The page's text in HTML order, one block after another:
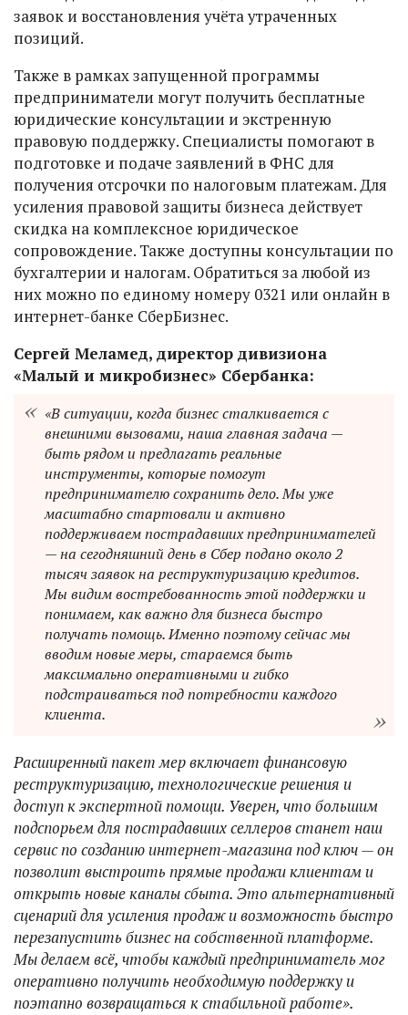
заявок и восстановления учёта утраченных
позиций.
Также в рамках запущенной программы
предприниматели могут получить бесплатные
юридические консультации и экстренную
правовую поддержку. Специалисты помогают в
подготовке и подаче заявлений в ФНС для
получения отсрочки по налоговым платежам. Для
усиления правовой защиты бизнеса действует
скидка на комплексное юридическое
сопровождение. Также доступны консультации по
бухгалтерии и налогам. Обратиться за любой из
них можно по единому номеру 0321 или онлайн в
интернет-банке СберБизнес.
Сергей Меламед, директор дивизиона
«Малый и микробизнес» Сбербанка:
«В ситуации, когда бизнес сталкивается с
внешними вызовами, наша главная задача —
быть рядом и предлагать реальные
инструменты, которые помогут
предпринимателю сохранить дело. Мы уже
масштабно стартовали и активно
поддерживаем пострадавших предпринимателей
— на сегодняшний день в Сбер подано около 2
тысяч заявок на реструктуризацию кредитов.
Мы видим востребованность этой поддержки и
понимаем, как важно для бизнеса быстро
получать помощь. Именно поэтому сейчас мы
вводим новые меры, стараемся быть
максимально оперативными и гибко
подстраиваться под потребности каждого
клиента.
Расширенный пакет мер включает финансовую
реструктуризацию, технологические решения и
доступ к экспертной помощи. Уверен, что большим
подспорьем для пострадавших селлеров станет наш
сервис по созданию интернет-магазина под ключ — он
позволит выстроить прямые продажи клиентам и
открыть новые каналы сбыта. Это альтернативный
сценарий для усиления продаж и возможность быстро
перезапустить бизнес на собственной платформе.
Мы делаем всё, чтобы каждый предприниматель мог
оперативно получить необходимую поддержку и
поэтапно возвращаться к стабильной работе».